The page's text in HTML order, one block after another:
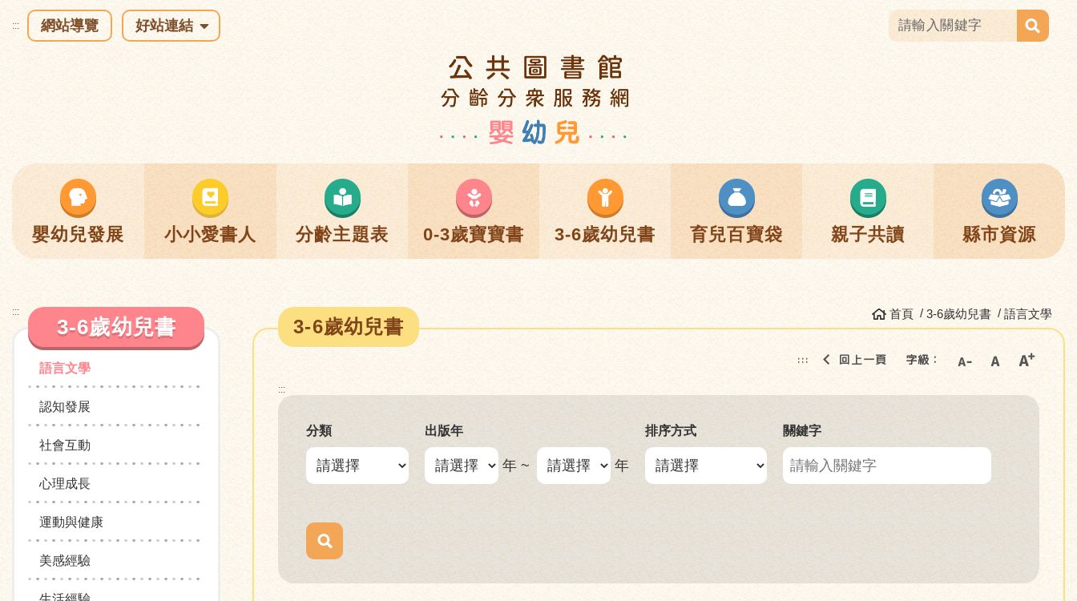
::: 網站導覽 好站連結
嬰幼兒發展 小小愛書人 分齡主題表 0-3歲寶寶書 3-6歲幼兒書 育兒百寶袋 親子共讀 縣市資源
:::
3-6歲幼兒書
語言文學
認知發展
社會互動
心理成長
運動與健康
美感經驗
首頁 3-6歲幼兒書 語言文學
3-6歲幼兒書
::: 回上一頁 字級：
:::
分類 出版年
年 ~ 年
排序方式 關鍵字